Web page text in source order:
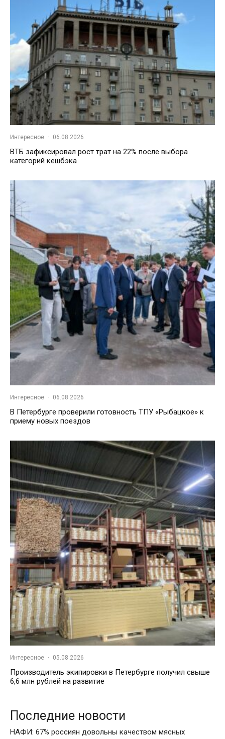
Интересное · 06.08.2026
ВТБ зафиксировал рост трат на 22% после выбора
категорий кешбэка
Интересное · 06.08.2026
В Петербурге проверили готовность ТПУ «Рыбацкое» к
приему новых поездов
Интересное · 05.08.2026
Производитель экипировки в Петербурге получил свыше
6,6 млн рублей на развитие
Последние новости
НАФИ: 67% россиян довольны качеством мясных